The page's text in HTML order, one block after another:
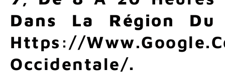
Dans La Région Du
Https://
Occidentale/.